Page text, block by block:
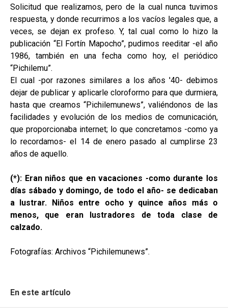
Solicitud que realizamos, pero de la cual nunca tuvimos
respuesta, y donde recurrimos a los vacíos legales que, a
veces, se dejan ex profeso. Y, tal cual como lo hizo la
publicación “El Fortín Mapocho”, pudimos reeditar -el año
1986, también en una fecha como hoy, el periódico
“Pichilemu”.
El cual -por razones similares a los años '40- debimos
dejar de publicar y aplicarle cloroformo para que durmiera,
hasta que creamos “Pichilemunews”, valiéndonos de las
facilidades y evolución de los medios de comunicación,
que proporcionaba internet; lo que concretamos -como ya
lo recordamos- el 14 de enero pasado al cumplirse 23
años de aquello.
(*): Eran niños que en vacaciones -como durante los
días sábado y domingo, de todo el año- se dedicaban
a lustrar. Niños entre ocho y quince años más o
menos, que eran lustradores de toda clase de
calzado.
Fotografías: Archivos “Pichilemunews”.
En este artículo